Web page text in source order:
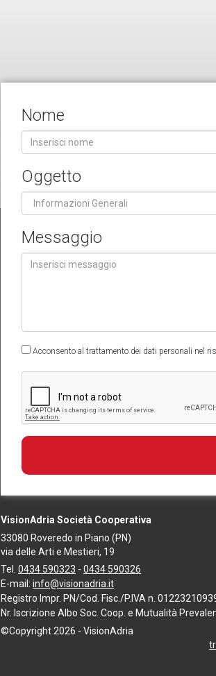
Nome
Oggetto
Messaggio
Acconsento al trattamento dei dati personali nel
VisionAdria Società Cooperativa
33080 Roveredo in Piano (PN)
via delle Arti e Mestieri, 19
Tel. 0434 590323 - 0434 590326
E-mail: info@visionadria.it
Registro Impr. PN/Cod. Fisc./P.IVA n.
Nr. Iscrizione Albo Soc. Coop. e Mutualità
©Copyright 2026 - VisionAdria